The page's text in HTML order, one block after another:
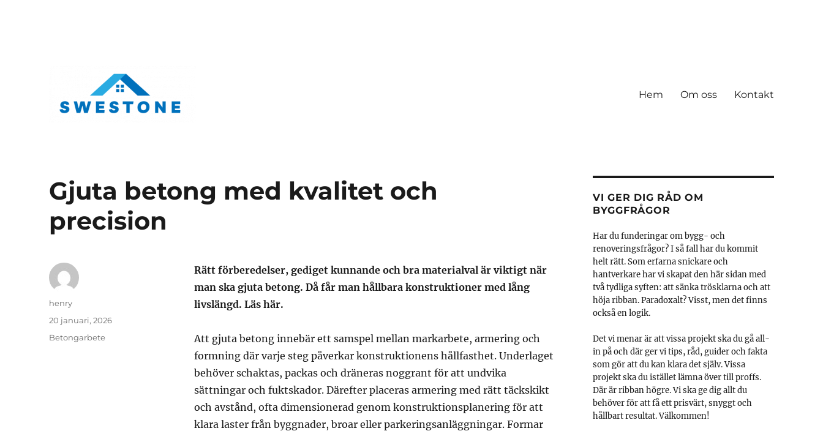
Hem Om oss Kontakt
Gjuta betong med kvalitet och
precision
Rätt förberedelser, gediget kunnande och bra materialval är viktigt när
man ska gjuta betong. Då får man hållbara konstruktioner med lång
livslängd. Läs här.
Att gjuta betong innebär ett samspel mellan markarbete, armering och
formning där varje steg påverkar konstruktionens hållfasthet. Underlaget
behöver schaktas, packas och dräneras noggrant för att undvika
sättningar och fuktskador. Därefter placeras armering med rätt täckskikt
och avstånd, ofta dimensionerad genom konstruktionsplanering för att
klara laster från byggnader, broar eller parkeringsanläggningar. Formar
Författare
henry
Publicerat
20 januari, 2026
Kategorier
Betongarbete
VI GER DIG RÅD OM
BYGGFRÅGOR
Har du funderingar om bygg- och
renoveringsfrågor? I så fall har du kommit
helt rätt. Som erfarna snickare och
hantverkare har vi skapat den här sidan med
två tydliga syften: att sänka trösklarna och att
höja ribban. Paradoxalt? Visst, men det finns
också en logik.
Det vi menar är att vissa projekt ska du gå all-
in på och där ger vi tips, råd, guider och fakta
som gör att du kan klara det själv. Vissa
projekt ska du istället lämna över till proffs.
Där är ribban högre. Vi ska ge dig allt du
behöver för att få ett prisvärt, snyggt och
hållbart resultat. Välkommen!